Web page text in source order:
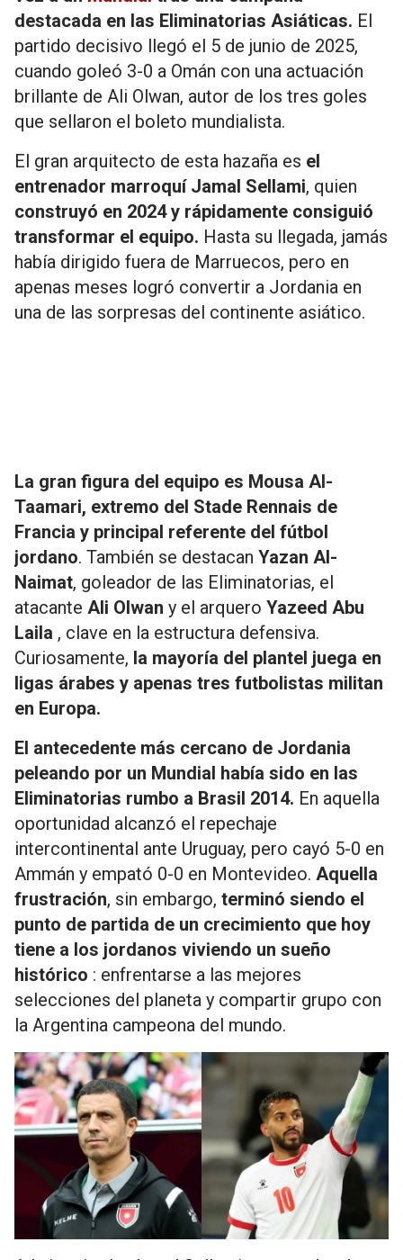
destacada en las Eliminatorias Asiáticas. El
partido decisivo llegó el 5 de junio de 2025,
cuando goleó 3-0 a Omán con una actuación
brillante de Ali Olwan, autor de los tres goles
que sellaron el boleto mundialista.
El gran arquitecto de esta hazaña es el
entrenador marroquí Jamal Sellami, quien
construyó en 2024 y rápidamente consiguió
transformar el equipo. Hasta su llegada, jamás
había dirigido fuera de Marruecos, pero en
apenas meses logró convertir a Jordania en
una de las sorpresas del continente asiático.
La gran figura del equipo es Mousa Al-
Taamari, extremo del Stade Rennais de
Francia y principal referente del fútbol
jordano. También se destacan Yazan Al-
Naimat, goleador de las Eliminatorias, el
atacante Ali Olwan y el arquero Yazeed Abu
Laila , clave en la estructura defensiva.
Curiosamente, la mayoría del plantel juega en
ligas árabes y apenas tres futbolistas militan
en Europa.
El antecedente más cercano de Jordania
peleando por un Mundial había sido en las
Eliminatorias rumbo a Brasil 2014. En aquella
oportunidad alcanzó el repechaje
intercontinental ante Uruguay, pero cayó 5-0 en
Ammán y empató 0-0 en Montevideo. Aquella
frustración, sin embargo, terminó siendo el
punto de partida de un crecimiento que hoy
tiene a los jordanos viviendo un sueño
histórico : enfrentarse a las mejores
selecciones del planeta y compartir grupo con
la Argentina campeona del mundo.